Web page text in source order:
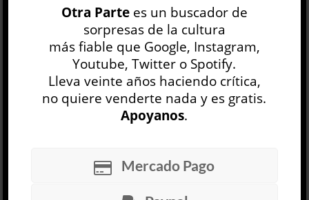
Joseph Roth
OTRAS LITERATURAS
Kit Maude
18 MAY, 2023
Para muchos, la escritura de Joseph Roth es uno
de esos tesoros que la literatura mantiene
escondido bajo la manga para revelarla en un
Thomas Mann, Roth suele ser más profundo
Otra Partees un buscador de
sorpresas de la cultura
más fiable que Google, Instagram,
Youtube, Twitter o Spotify.
Lleva veinte años haciendo crítica,
no quiere venderte nada y es gratis.
Apoyanos.
Mercado Pago